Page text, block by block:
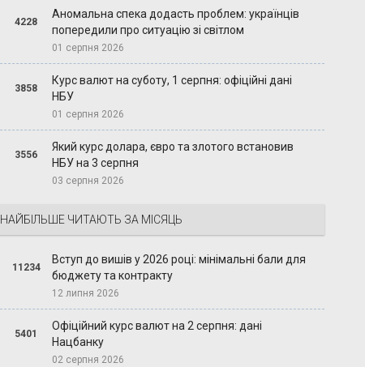
4228
Аномальна спека додасть проблем: українців
попередили про ситуацію зі світлом
01 серпня 2026
3858
Курс валют на суботу, 1 серпня: офіційні дані
НБУ
01 серпня 2026
3556
Який курс долара, євро та злотого встановив
НБУ на 3 серпня
03 серпня 2026
НАЙБІЛЬШЕ ЧИТАЮТЬ ЗА МІСЯЦЬ
11234
Вступ до вишів у 2026 році: мінімальні бали для
бюджету та контракту
12 липня 2026
5401
Офіційний курс валют на 2 серпня: дані
Нацбанку
02 серпня 2026